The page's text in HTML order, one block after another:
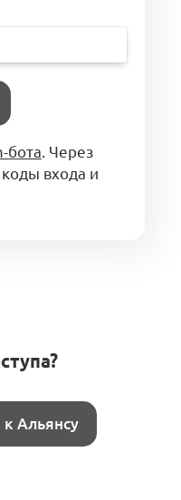
бота. Через
входа и
к Альянсу